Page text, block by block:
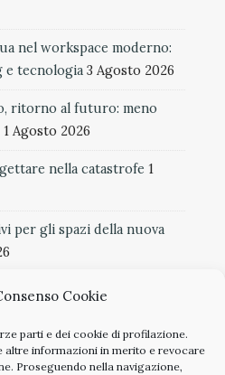
Cookie
parti e dei cookie di profilazione.
altre informazioni in merito e revocare
Proseguendo nella navigazione,
nel workspace moderno:
e tecnologia 3 Agosto 2026
ritorno al futuro: meno
1 Agosto 2026
nella catastrofe 1
per gli spazi della nuova
30 Luglio 2026
29 Luglio 2026
di Catania 29 Luglio 2026